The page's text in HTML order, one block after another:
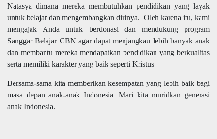
Natasya dimana mereka membutuhkan pendidikan yang layak
untuk belajar dan mengembangkan dirinya. Oleh karena itu, kami
mengajak Anda untuk berdonasi dan mendukung program
Sanggar Belajar CBN agar dapat menjangkau lebih banyak anak
dan membantu mereka mendapatkan pendidikan yang berkualitas
serta memiliki karakter yang baik seperti Kristus.
Bersama-sama kita memberikan kesempatan yang lebih baik bagi
masa depan anak-anak Indonesia. Mari kita muridkan generasi
anak Indonesia.